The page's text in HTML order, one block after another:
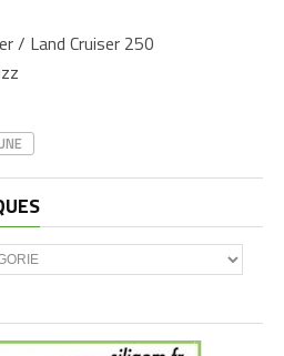
/ Land Cruiser 250